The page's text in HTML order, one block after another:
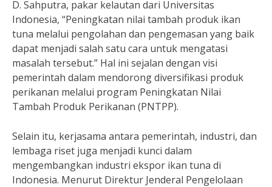
D. Sahputra, pakar kelautan dari Universitas
Indonesia, “Peningkatan nilai tambah produk ikan
tuna melalui pengolahan dan pengemasan yang baik
dapat menjadi salah satu cara untuk mengatasi
masalah tersebut.” Hal ini sejalan dengan visi
pemerintah dalam mendorong diversifikasi produk
perikanan melalui program Peningkatan Nilai
Tambah Produk Perikanan (PNTPP).
Selain itu, kerjasama antara pemerintah, industri, dan
lembaga riset juga menjadi kunci dalam
mengembangkan industri ekspor ikan tuna di
Indonesia. Menurut Direktur Jenderal Pengelolaan